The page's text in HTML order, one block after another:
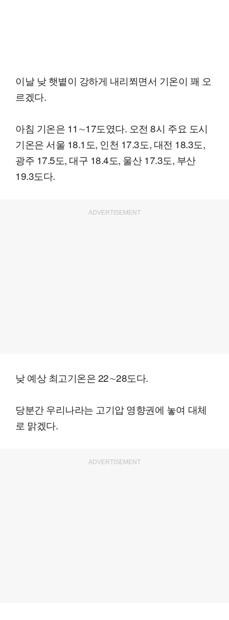
이날 낮 햇볕이 강하게 내리쬐면서 기온이 꽤 오
르겠다.
아침 기온은 11∼17도였다. 오전 8시 주요 도시
기온은 서울 18.1도, 인천 17.3도, 대전 18.3도,
광주 17.5도, 대구 18.4도, 울산 17.3도, 부산
19.3도다.
ADVERTISEMENT
낮 예상 최고기온은 22∼28도다.
당분간 우리나라는 고기압 영향권에 놓여 대체
로 맑겠다.
ADVERTISEMENT